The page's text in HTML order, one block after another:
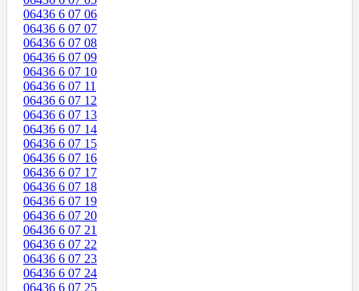
06436 6 07 06
06436 6 07 07
06436 6 07 08
06436 6 07 09
06436 6 07 10
06436 6 07 11
06436 6 07 12
06436 6 07 13
06436 6 07 14
06436 6 07 15
06436 6 07 16
06436 6 07 17
06436 6 07 18
06436 6 07 19
06436 6 07 20
06436 6 07 21
06436 6 07 22
06436 6 07 23
06436 6 07 24
06436 6 07 25